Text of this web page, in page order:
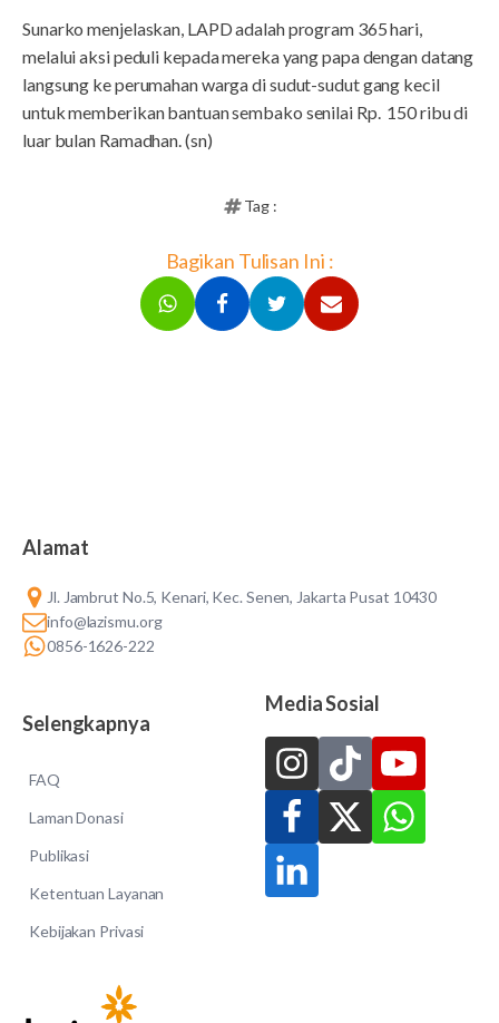
Sunarko menjelaskan, LAPD adalah program 365 hari,
melalui aksi peduli kepada mereka yang papa dengan datang
langsung ke perumahan warga di sudut-sudut gang kecil
untuk memberikan bantuan sembako senilai Rp. 150 ribu di
luar bulan Ramadhan. (sn)
Tag :
Bagikan Tulisan Ini :
Alamat
Jl. Jambrut No.5, Kenari, Kec. Senen, Jakarta Pusat 10430
info@lazismu.org
0856-1626-222
Selengkapnya
FAQ
Laman Donasi
Publikasi
Ketentuan Layanan
Kebijakan Privasi
Media Sosial